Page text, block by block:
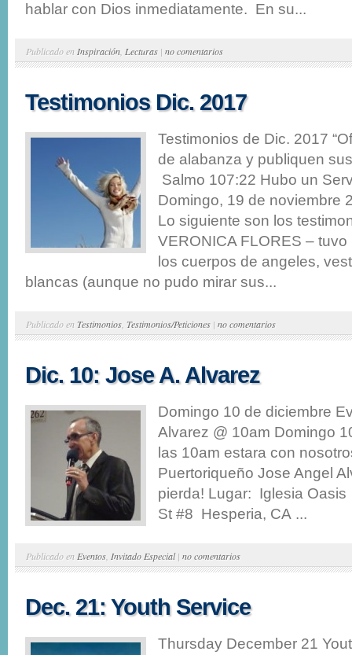
hablar con Dios inmediatamente. En su...
Publicado en Inspiración Lecturas | no comentarios
Testimonios Dic. 2017
Testimonios de Dic. 2017
de alabanza y publiquen
Salmo 107:22 Hubo un
Domingo, 19 de noviembre
Lo siguiente son los
VERONICA FLORES –
los cuerpos de angeles,
blancas (aunque no pudo mirar sus...
Publicado en Testimonios Testimonios/Peticiones | no comentarios
Dic. 10: Jose A. Alvarez
Domingo 10 de diciembre
Alvarez @ 10am Domingo
las 10am estara con
Puertoriqueño Jose Angel
pierda! Lugar: Iglesia
St #8 Hesperia, CA ...
Publicado en Eventos Invitado Especial| no comentarios
Dec. 21: Youth Service
Thursday December 21